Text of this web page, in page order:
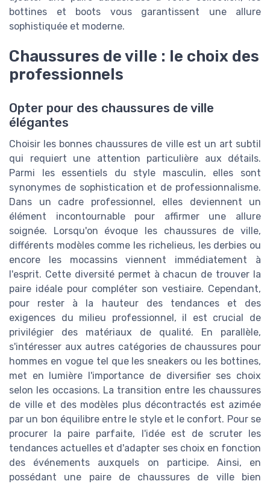
bottines et boots vous garantissent une allure
sophistiquée et moderne.
Chaussures de ville : le choix des
professionnels
Opter pour des chaussures de ville
élégantes
Choisir les bonnes chaussures de ville est un art subtil
qui requiert une attention particulière aux détails.
Parmi les essentiels du style masculin, elles sont
synonymes de sophistication et de professionnalisme.
Dans un cadre professionnel, elles deviennent un
élément incontournable pour affirmer une allure
soignée. Lorsqu'on évoque les chaussures de ville,
différents modèles comme les richelieus, les derbies ou
encore les mocassins viennent immédiatement à
l'esprit. Cette diversité permet à chacun de trouver la
paire idéale pour compléter son vestiaire. Cependant,
pour rester à la hauteur des tendances et des
exigences du milieu professionnel, il est crucial de
privilégier des matériaux de qualité. En parallèle,
s'intéresser aux autres catégories de chaussures pour
hommes en vogue tel que les sneakers ou les bottines,
met en lumière l'importance de diversifier ses choix
selon les occasions. La transition entre les chaussures
de ville et des modèles plus décontractés est azimée
par un bon équilibre entre le style et le confort. Pour se
procurer la paire parfaite, l'idée est de scruter les
tendances actuelles et d'adapter ses choix en fonction
des événements auxquels on participe. Ainsi, en
possédant une paire de chaussures de ville bien